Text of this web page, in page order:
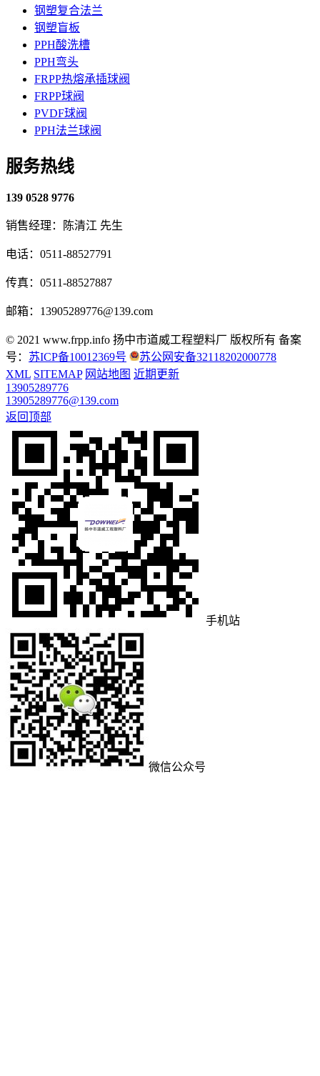
钢塑复合法兰
钢塑盲板
PPH酸洗槽
PPH弯头
FRPP热熔承插球阀
FRPP球阀
PVDF球阀
PPH法兰球阀
服务热线
139 0528 9776
销售经理：陈清江 先生
电话：0511-88527791
传真：0511-88527887
邮箱：13905289776@139.com
© 2021 www.frpp.info 扬中市道威工程塑料厂 版权所有 备案
号： 苏ICP备10012369号
苏公网安备32118202000778
XML SITEMAP 网站地图 近期更新
13905289776
13905289776@139.com
返回顶部
手机站
微信公众号